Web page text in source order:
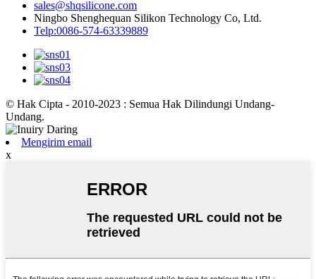
sales@shqsilicone.com
Ningbo Shenghequan Silikon Technology Co, Ltd.
Telp:0086-574-63339889
© Hak Cipta - 2010-2023 : Semua Hak Dilindungi Undang-
Undang.
Mengirim email
x